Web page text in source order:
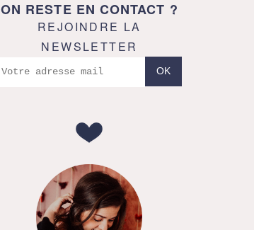
ON RESTE EN CONTACT ?
REJOINDRE LA
NEWSLETTER